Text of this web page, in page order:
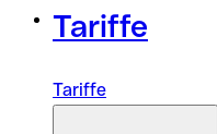
Tariffe
Tariffe